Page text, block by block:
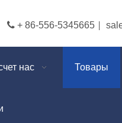
+ 86-556-5345665
нас Товары